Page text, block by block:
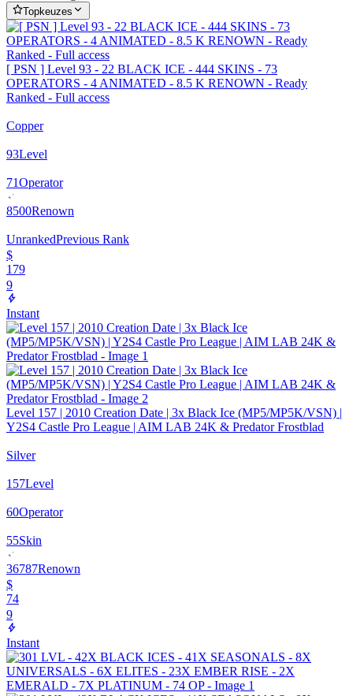
Topkeuzes
[ PSN ] Level 93 - 22 BLACK ICE - 444 SKINS - 73
OPERATORS - 4 ANIMATED - 8.5 K RENOWN - Ready
Ranked - Full access
Copper
93Level
71Operator
8500Renown
UnrankedPrevious Rank
$
179
9
Instant
Level 157 | 2010 Creation Date | 3x Black Ice (MP5/MP5K/VSN) |
Y2S4 Castle Pro League | AIM LAB 24K & Predator Frostblad
Silver
157Level
60Operator
55Skin
36787Renown
$
74
9
Instant